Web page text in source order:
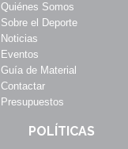
Quiénes Somos
Sobre el Deporte
Noticias
Eventos
Guía de Material
Contactar
Presupuestos
POLÍTICAS